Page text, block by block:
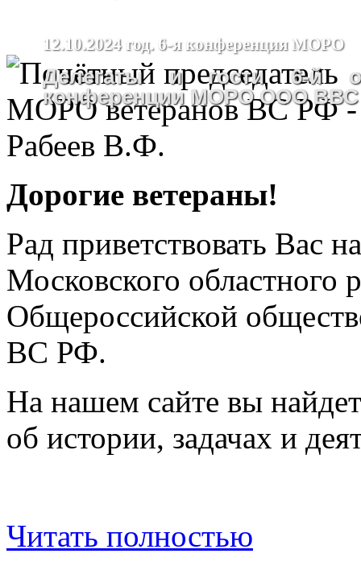
12.10.2024 год. 6-я конференция МОРО
Делегаты и гости 6-й
конференции МОРО ООО
Дорогие ветераны!
Рад приветствовать Вас
Московского областного
Общероссийской
ВС РФ.
На нашем сайте вы
об истории, задачах и
Читать полностью